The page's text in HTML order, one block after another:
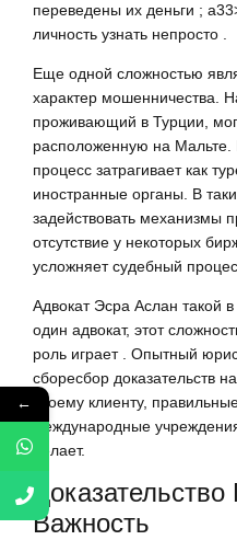
переведены их деньги ;
личность узнать непросто .
Еще одной сложностью
характер мошенничества.
проживающий в Турции, мог
расположенную на Мальте.
процесс затрагивает как
иностранные органы. В
задействовать механизмы
отсутствие у некоторых
усложняет судебный
Адвокат Эсра Аслан такой
один адвокат, этот
роль играет . Опытный
сборесбор доказательств
своему клиенту,
международные
делает.
Доказательство
Важность
←